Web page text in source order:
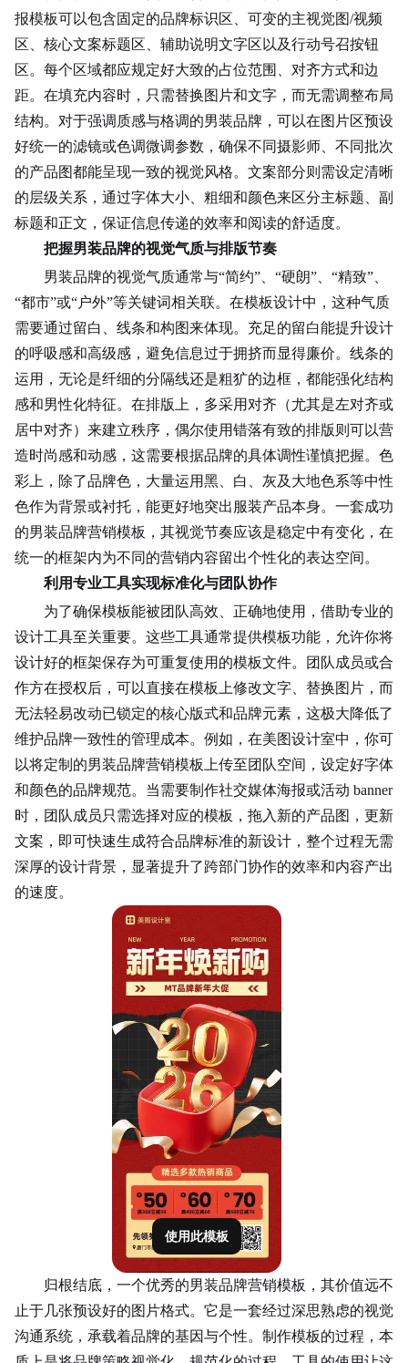
报模板可以包含固定的品牌标识区、可变的主视觉图/视频
区、核心文案标题区、辅助说明文字区以及行动号召按钮
区。每个区域都应规定好大致的占位范围、对齐方式和边
距。在填充内容时，只需替换图片和文字，而无需调整布局
结构。对于强调质感与格调的男装品牌，可以在图片区预设
好统一的滤镜或色调微调参数，确保不同摄影师 、不同批次
的产品图都能呈现一致的视觉风格。文案部分则需设定清晰
的层级关系，通过字体大小、粗细和颜色来区分主标题、副
标题和正文，保证信息传递的效率和阅读的舒适度。
把握男装品牌的视觉气质与排版节奏
男装品牌的视觉气质通常与“简约”、“硬朗”、“精致”、
“都市”或“户外”等关键词相关联。在模板设计中，这种气质
需要通过留白、线条和构图来体现。充足的留白能提升设计
的呼吸感和高级感，避免信息过于拥挤而显得廉价。线条的
运用，无论是纤细的分隔线还是粗犷的边框，都能强化结构
感和男性化特征。在排版上，多采用对齐（尤其是左对齐或
居中对齐）来建立秩序，偶尔使用错落有致的排版则可以营
造时尚感和动感，这需要根据品牌的具体调性谨慎把握。色
彩上，除了品牌色，大量运用黑、白、灰及大地色系等中性
色作为背景或衬托，能更好地突出服装产品本身。一套成功
的男装品牌营销模板，其视觉节奏应该是稳定中有变化，在
统一的框架内为不同的营销内容留出个性化的表达空间。
利用专业工具实现标准化与团队协作
为了确保模板能被团队高效、正确地使用，借助专业的
设计工具至关重要。这些工具通常提供模板功能，允许你将
设计好的框架保存为可重复使用的模板文件。团队成员或合
作方在授权后，可以直接在模板上修改文字、替换图片，而
无法轻易改动已锁定的核心版式和品牌元素，这极大降低了
维护品牌一致性的管理成本。例如，在美图设计室中，你可
以将定制的男装品牌营销模板上传至团队空间，设定好字体
和颜色的品牌规范。当需要制作社交媒体海报或活动 banner
时，团队成员只需选择对应的模板，拖入新的产品图，更新
文案，即可快速生成符合品牌标准的新设计，整个过程无需
深厚的设计背景，显著提升了跨部门协作的效率和内容产出
的速度。
使用此模板
归根结底，一个优秀的男装品牌营销模板，其价值远不
止于几张预设好的图片格式。它是一套经过深思熟虑的视觉
沟通系统，承载着品牌的基因与个性。制作模板的过程，本